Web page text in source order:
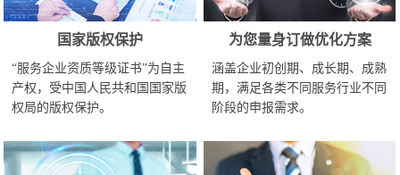
国家版权保护
“服务企业资质等级证书”为自主
产权，受中国人民共和国国家版
权局的版权保护。
为您量身订做优化方案
涵盖企业初创期、成长期、成熟
期，满足各类不同服务行业不同
阶段的申报需求。